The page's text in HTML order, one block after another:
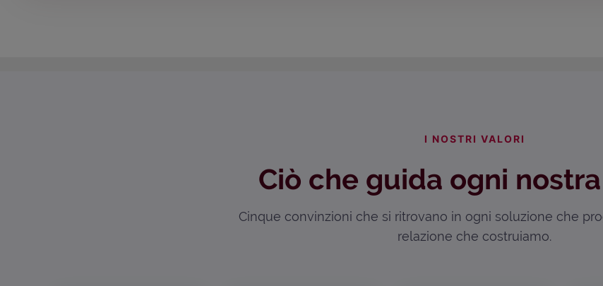
I NOSTRI VALORI
Ciò che guida ogni
Cinque convinzioni che si ritrovano in ogni soluzione che
relazione che costruiamo.